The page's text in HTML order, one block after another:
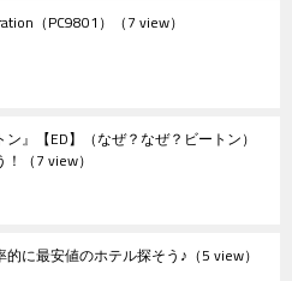
（PC9801） （7 view）
ン』【ED】（なぜ？なぜ？ビートン）
（7 view）
に最安値のホテル探そう♪ （5 view）